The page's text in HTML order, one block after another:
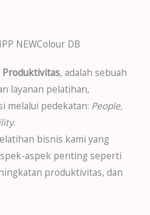
, adalah sebuah
layanan pelatihan,
melalui pedekatan: People,
.
bisnis kami yang
aspek penting seperti
produktivitas, dan